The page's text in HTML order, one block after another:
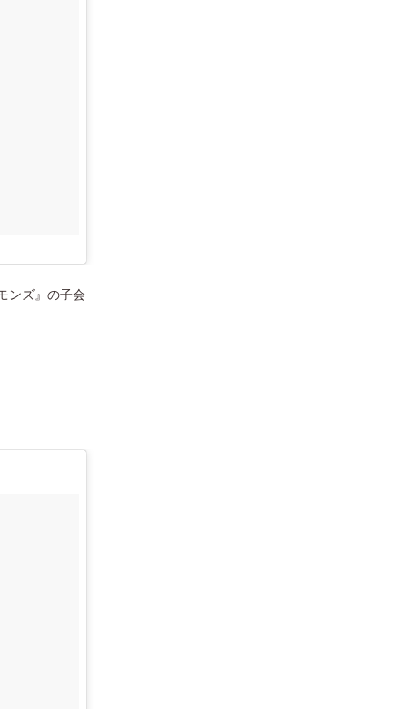
ンズ』の子会